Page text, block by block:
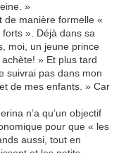
»
de manière formelle «
». Déjà dans sa
moi, un jeune prince
» Et plus tard
suivrai pas dans mon
de mes enfants. » Car
n’a qu’un objectif
pour que « les
aussi, tout en